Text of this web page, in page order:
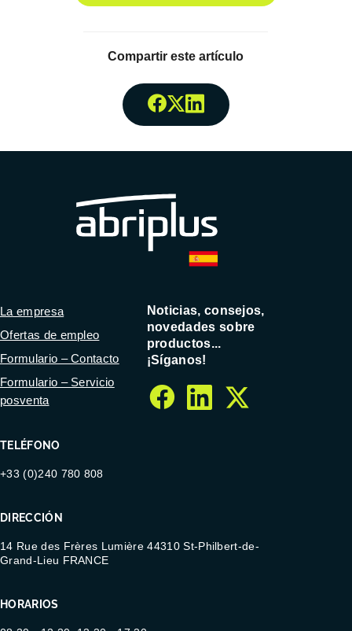
Compartir este artículo
Compartir enFacebook
Compartir enTwitter
Compartir
TELÉFONO
+33 (0)240 780 808
DIRECCIÓN
14 Rue des Frères Lumière 44310 St-Philbert-de-
Grand-Lieu FRANCE
HORARIOS
La empresa
Ofertas de empleo
Formulario – Contacto
Formulario – Servicio
posventa
Noticias, consejos,
novedades sobre
productos...
¡Síganos!
facebook
linkedin
twitter